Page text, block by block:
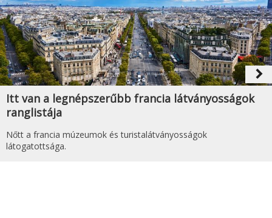
navigate_next
Itt van a legnépszerűbb francia látványosságok
ranglistája
Nőtt a francia múzeumok és turistalátványosságok
látogatottsága.